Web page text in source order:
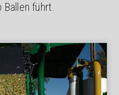
Ballen führt.